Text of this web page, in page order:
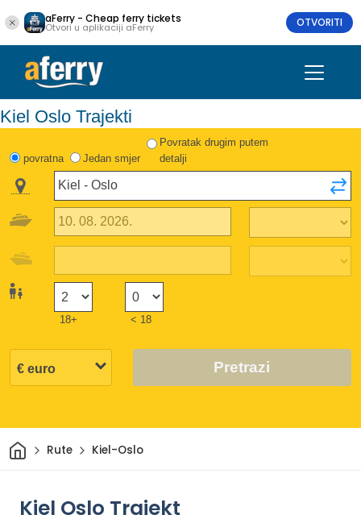
aFerry - Cheap ferry tickets
Otvori u aplikaciji aFerry OTVORITI
Kiel Oslo Trajekti
povratna Jedan smjer
Povratak drugim putem
detalji
18+ < 18
Pretrazi
DomRute Kiel-Oslo
Kiel Oslo Trajekt